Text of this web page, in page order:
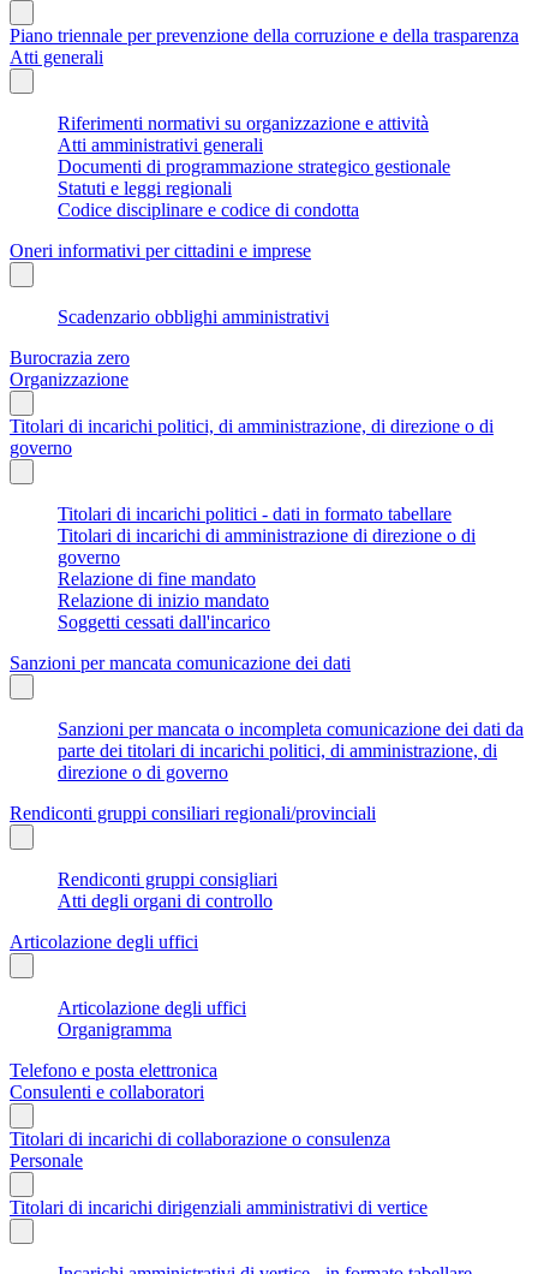
Piano triennale per prevenzione della corruzione e della trasparenza
Atti generali
Riferimenti normativi su organizzazione e attività
Atti amministrativi generali
Documenti di programmazione strategico gestionale
Statuti e leggi regionali
Codice disciplinare e codice di condotta
Oneri informativi per cittadini e imprese
Scadenzario obblighi amministrativi
Burocrazia zero
Organizzazione
Titolari di incarichi politici, di amministrazione, di direzione o di
governo
Titolari di incarichi politici - dati in formato tabellare
Titolari di incarichi di amministrazione di direzione o di
governo
Relazione di fine mandato
Relazione di inizio mandato
Soggetti cessati dall'incarico
Sanzioni per mancata comunicazione dei dati
Sanzioni per mancata o incompleta comunicazione dei dati da
parte dei titolari di incarichi politici, di amministrazione, di
direzione o di governo
Rendiconti gruppi consiliari regionali/provinciali
Rendiconti gruppi consigliari
Atti degli organi di controllo
Articolazione degli uffici
Articolazione degli uffici
Organigramma
Telefono e posta elettronica
Consulenti e collaboratori
Titolari di incarichi di collaborazione o consulenza
Personale
Titolari di incarichi dirigenziali amministrativi di vertice